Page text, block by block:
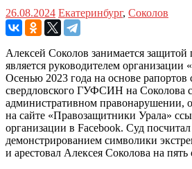
26.08.2024 Екатеринбург, Соколов
Алексей Соколов занимается
является руководителем организации
Осенью 2023 года на основе рапортов
свердловского ГУФСИН на Соколова
административном правонарушении,
на сайте «Правозащитники Урала»
организации в Facebook. Суд
демонстрированием символики
и арестовал Алексея Соколова на пять